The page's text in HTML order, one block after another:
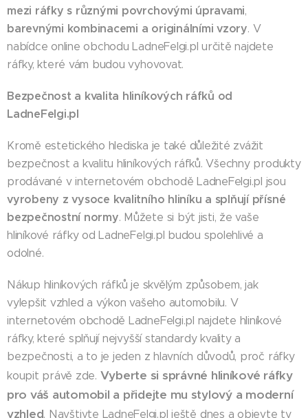
mezi ráfky s různými povrchovými úpravami,
barevnými kombinacemi a originálními vzory. V
nabídce online obchodu LadneFelgi.pl určitě najdete
ráfky, které vám budou vyhovovat.
Bezpečnost a kvalita hliníkových ráfků od
LadneFelgi.pl
Kromě estetického hlediska je také důležité zvážit
bezpečnost a kvalitu hliníkových ráfků. Všechny produkty
prodávané v internetovém obchodě LadneFelgi.pl jsou
vyrobeny z vysoce kvalitního hliníku a splňují přísné
bezpečnostní normy. Můžete si být jisti, že vaše
hliníkové ráfky od LadneFelgi.pl budou spolehlivé a
odolné.
Nákup hliníkových ráfků je skvělým způsobem, jak
vylepšit vzhled a výkon vašeho automobilu. V
internetovém obchodě LadneFelgi.pl najdete hliníkové
ráfky, které splňují nejvyšší standardy kvality a
bezpečnosti, a to je jeden z hlavních důvodů, proč ráfky
koupit právě zde. Vyberte si správné hliníkové ráfky
pro váš automobil a přidejte mu stylový a moderní
vzhled. Navštivte LadneFelgi.pl ještě dnes a objevte ty